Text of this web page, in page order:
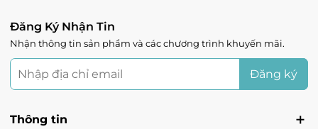
Skylake - Vincom Plaza Skylake Phạm Hùng,
Phường Mỹ Đình 1, Hà Nội
Tình trạng:Hết hàng
Vin Vinh - Vincom Plaza Vinh, đường Quang
Trung, Phường Quang Trung, Nghệ An
Vin Lạng Sơn - 2 Trần Hưng Đạo, Phường Chi
Đăng Ký Nhận Tin
Nhận thông tin sản phẩm và các chương trình khuyến mãi.
Đăng ký
Thông tin